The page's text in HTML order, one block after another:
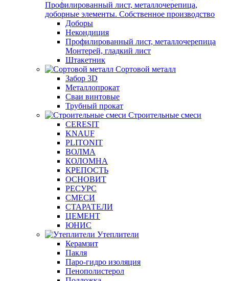
Профилированный лист, металлочерепица,
доборные элементы. Собственное производство
Доборы
Некондиция
Профилированный лист, металлочерепица
Монтерей, гладкий лист
Штакетник
Сортовой металл
Забор 3D
Металлопрокат
Сваи винтовые
Трубный прокат
Строительные смеси
CERESIT
KNAUF
PLITONIT
ВОЛМА
КОЛОМНА
КРЕПОСТЬ
ОСНОВИТ
РЕСУРС
СМЕСИ
СТАРАТЕЛИ
ЦЕМЕНТ
ЮНИС
Утеплители
Керамзит
Пакля
Паро-гидро изоляция
Пенополистерол